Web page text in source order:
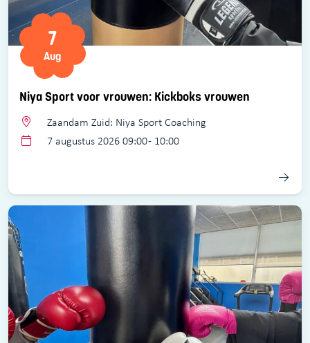
Niya Sport voor vrouwen: Kickboks vrouwen
7
Aug
Zaandam Zuid: Niya Sport Coaching
7 augustus 2026 09:00 - 10:00